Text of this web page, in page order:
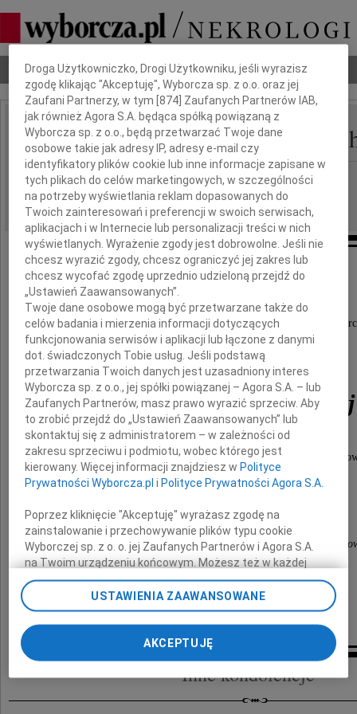
Nekrologi Odeszli Poradnik pogrzebowy
IMIĘ I NAZWISKO: Elżbieta Podwójci-
REGION: Płock
DATA EMISJI: 30.04.2020
Rodzinie i Najbliższym
wyrazy głębokiego współczucia z powodu
Elżbiety
Podwójci-Wiecheckiej
wieloletniej działaczki spółdzielczości
składa
Zarząd, Rada Nadzorcza
i pracownicy Mazowieckiej Spółdzielni
Inne kondolencje
Dbamy o Twoją prywatność
Droga Użytkowniczko, Drogi Użytkowniku, jeśli wyrazisz
zgodę klikając "Akceptuję", Wyborcza sp. z o.o. oraz jej
Zaufani Partnerzy, w tym [874 ] Zaufanych Partnerów IAB,
jak również Agora S.A. będąca spółką powiązaną z
Wyborcza sp. z o.o., będą przetwarzać Twoje dane
osobowe takie jak adresy IP, adresy e-mail czy
identyfikatory plików cookie lub inne informacje zapisane w
tych plikach do celów marketingowych, w szczególności
na potrzeby wyświetlania reklam dopasowanych do
Twoich zainteresowań i preferencji w swoich serwisach,
aplikacjach i w Internecie lub personalizacji treści w nich
wyświetlanych. Wyrażenie zgody jest dobrowolne. Jeśli nie
chcesz wyrazić zgody, chcesz ograniczyć jej zakres lub
chcesz wycofać zgodę uprzednio udzieloną przejdź do
„Ustawień Zaawansowanych”.
Twoje dane osobowe mogą być przetwarzane także do
celów badania i mierzenia informacji dotyczących
funkcjonowania serwisów i aplikacji lub łączone z danymi
dot. świadczonych Tobie usług. Jeśli podstawą
przetwarzania Twoich danych jest uzasadniony interes
Wyborcza sp. z o.o., jej spółki powiązanej – Agora S.A. – lub
Zaufanych Partnerów, masz prawo wyrazić sprzeciw. Aby
to zrobić przejdź do „Ustawień Zaawansowanych” lub
skontaktuj się z administratorem – w zależności od
zakresu sprzeciwu i podmiotu, wobec którego jest
kierowany. Więcej informacji znajdziesz w Polityce
Prywatności Wyborcza.pl i Polityce Prywatności Agora S.A.
Poprzez kliknięcie "Akceptuję" wyrażasz zgodę na
zainstalowanie i przechowywanie plików typu cookie
Wyborczej sp. z o. o. jej Zaufanych Partnerów i Agora S.A.
na Twoim urządzeniu końcowym. Możesz też w każdej
chwili zmienić swoje preferencje dot. plików cookie,
ponownie wywołując narzędzie do zarządzania Twoimi
preferencjami dot. przetwarzania danych poprzez
odnośnik „Ustawienia prywatności” w stopce serwisu i
przechodząc do sekcji „Ustawienia zaawansowane”.
Zmiana ustawień plików cookie możliwa jest także za
My, nasi Zaufani Partnerzy i Agora S.A. możemy
USTAWIENIA ZAAWANSOWANE
AKCEPTUJĘ